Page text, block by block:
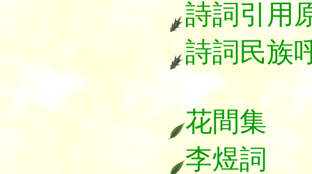
詩詞引用
詩詞民族
花間集
李煜詞